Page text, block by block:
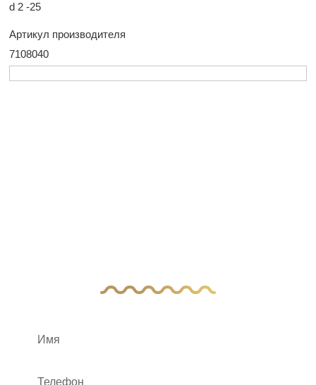
d 2 -25
Артикул производителя
7108040